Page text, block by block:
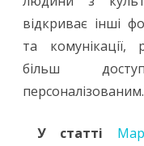
відкриває інші
та комунікації,
більш
персоналізованим.
У статті